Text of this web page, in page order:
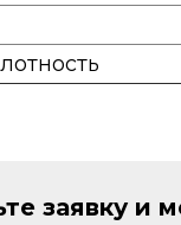
заявку и